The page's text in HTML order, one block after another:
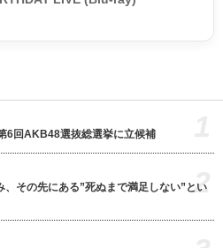
6回AKB48選抜総選挙に立候補
その先にある”死ぬまで満足しない”とい
2